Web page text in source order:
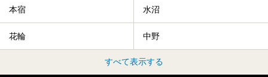
本宿 水沼
花輪 中野
すべて表示する